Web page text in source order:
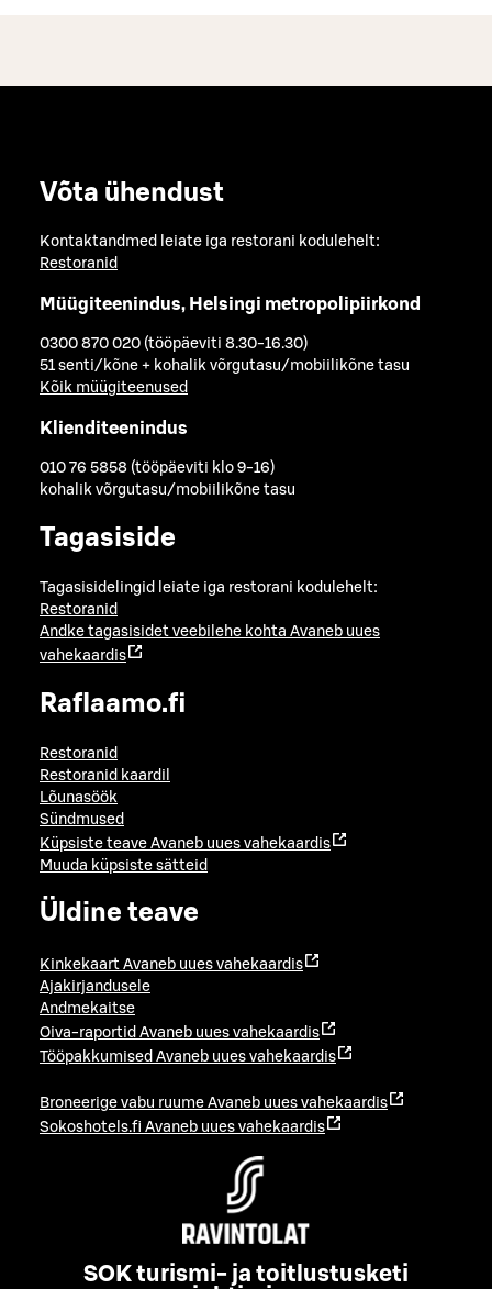
Võta ühendust
Kontaktandmed leiate iga restorani kodulehelt:
Restoranid
Müügiteenindus, Helsingi metropolipiirkond
0300 870 020 (tööpäeviti 8.30-16.30)
51 senti/kõne + kohalik võrgutasu/mobiilikõne tasu
Kõik müügiteenused
Klienditeenindus
010 76 5858 (tööpäeviti klo 9-16)
kohalik võrgutasu/mobiilikõne tasu
Tagasiside
Tagasisidelingid leiate iga restorani kodulehelt:
Restoranid
Andke tagasisidet veebilehe kohta Avaneb uues
vahekaardis
Raflaamo.fi
Restoranid
Restoranid kaardil
Lõunasöök
Sündmused
Küpsiste teave Avaneb uues vahekaardis
Muuda küpsiste sätteid
Üldine teave
Kinkekaart Avaneb uues vahekaardis
Ajakirjandusele
Andmekaitse
Oiva-raportid Avaneb uues vahekaardis
Tööpakkumised Avaneb uues vahekaardis
Broneerige vabu ruume Avaneb uues vahekaardis
Sokoshotels.fi Avaneb uues vahekaardis
SOK turismi- ja toitlustusketi